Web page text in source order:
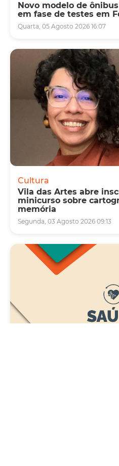
Novo modelo de
em fase de testes em
Quarta, 05 Agosto 2026 16:07
Cultura
Vila das Artes abre
minicurso sobre
memória
Segunda, 03 Agosto 2026 09:13